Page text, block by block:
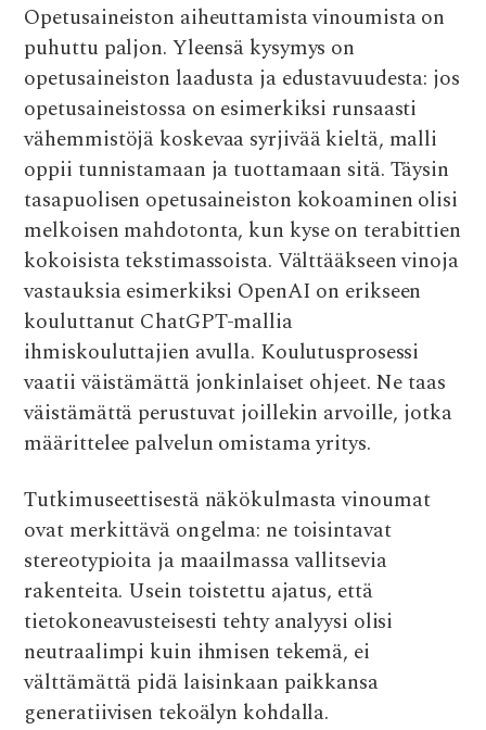
Opetusaineiston aiheuttamista vinoumista on
puhuttu paljon. Yleensä kysymys on
opetusaineiston laadusta ja edustavuudesta: jos
opetusaineistossa on esimerkiksi runsaasti
vähemmistöjä koskevaa syrjivää kieltä, malli
oppii tunnistamaan ja tuottamaan sitä. Täysin
tasapuolisen opetusaineiston kokoaminen olisi
melkoisen mahdotonta, kun kyse on terabittien
kokoisista tekstimassoista. Välttääkseen vinoja
vastauksia esimerkiksi OpenAI on erikseen
kouluttanut ChatGPT-mallia
ihmiskouluttajien avulla. Koulutusprosessi
vaatii väistämättä jonkinlaiset ohjeet. Ne taas
väistämättä perustuvat joillekin arvoille, jotka
määrittelee palvelun omistama yritys.
Tutkimuseettisestä näkökulmasta vinoumat
ovat merkittävä ongelma: ne toisintavat
stereotypioita ja maailmassa vallitsevia
rakenteita. Usein toistettu ajatus, että
tietokoneavusteisesti tehty analyysi olisi
neutraalimpi kuin ihmisen tekemä, ei
välttämättä pidä laisinkaan paikkansa
generatiivisen tekoälyn kohdalla.